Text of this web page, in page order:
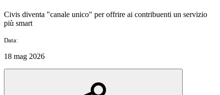
Civis diventa "canale unico" per offrire ai contribuenti un servizio
più smart
Data:
18 mag 2026